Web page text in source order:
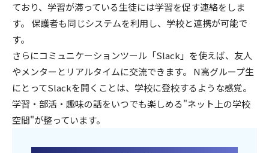
ており、学習が滞っている生徒には学習を促す連絡をしま
す。 保護者も同じシステムを利用し、学校と連携が可能で
す。
さらにコミュニケーションツール「Slack」を使えば、友人
やメンターとリアルタイムに交流できます。 N高グループ生
にとってSlackを開くことは、学校に登校するような感覚。
学習・部活・趣味の話をいつでも楽しめる"ネット上の学校
空間"が整っています。